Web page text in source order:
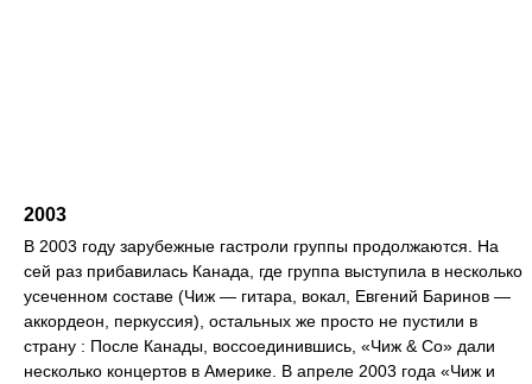
2003
В 2003 году зарубежные гастроли группы продолжаются. На
сей раз прибавилась Канада, где группа выступила в несколько
усеченном составе (Чиж — гитара, вокал, Евгений Баринов —
аккордеон, перкуссия), остальных же просто не пустили в
страну : После Канады, воссоединившись, «Чиж & Со» дали
несколько концертов в Америке. В апреле 2003 года «Чиж и